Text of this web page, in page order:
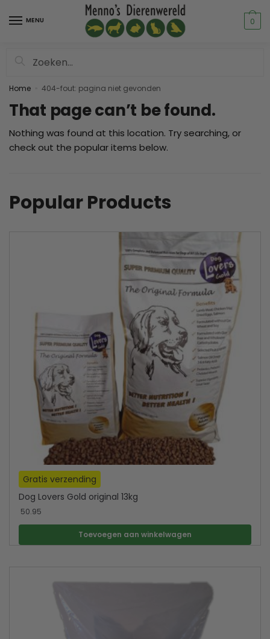
MENU 0
Home 404-fout: pagina niet gevonden
That page can’t be found.
Nothing was found at this location. Try searching, or
check out the popular items below.
Popular Products
Gratis verzending
Dog Lovers Gold original 13kg
50.95
Toevoegen aan winkelwagen